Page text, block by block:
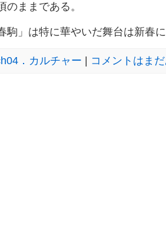
のままである。
駒」は特に華やいだ舞台は新春
．カルチャー コメントはま